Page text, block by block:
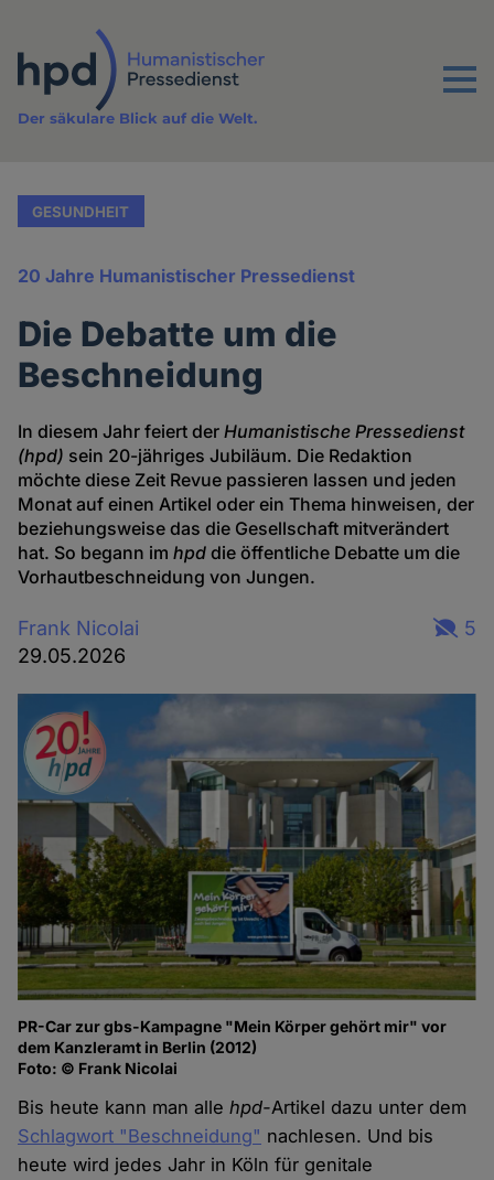
Inhalt
Menu
Der säkulare Blick auf die Welt.
GESUNDHEIT
20 Jahre Humanistischer Pressedienst
Die Debatte um die
Beschneidung
In diesem Jahr feiert derHumanistische Pressedienst
(hpd) sein 20-jähriges Jubiläum. Die Redaktion
möchte diese Zeit Revue passieren lassen und jeden
Monat auf einen Artikel oder ein Thema hinweisen, der
beziehungsweise das die Gesellschaft mitverändert
hat. So begann imhpd die öffentliche Debatte um die
Vorhautbeschneidung von Jungen.
Frank Nicolai
29.05.2026
5
PR-Car zur gbs-Kampagne "Mein Körper gehört mir" vor
dem Kanzleramt in Berlin (2012)
Foto: © Frank Nicolai
Bis heute kann man allehpd-Artikel dazu unter dem
Schlagwort "Beschneidung" nachlesen. Und bis
heute wird jedes Jahr in Köln für genitale